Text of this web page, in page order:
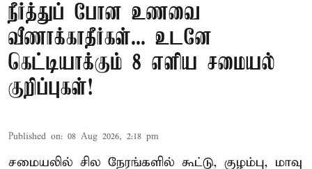
நீர்த்துப் போன உணவை
வீணாக்காதீர்கள்... உடனே
கெட்டியாக்கும் 8 எளிய சமையல்
குறிப்புகள்!
Published on: 08 Aug 2026, 2:18 pm
சமையலில் சில நேரங்களில் கூட்டு, குழம்பு, மாவு